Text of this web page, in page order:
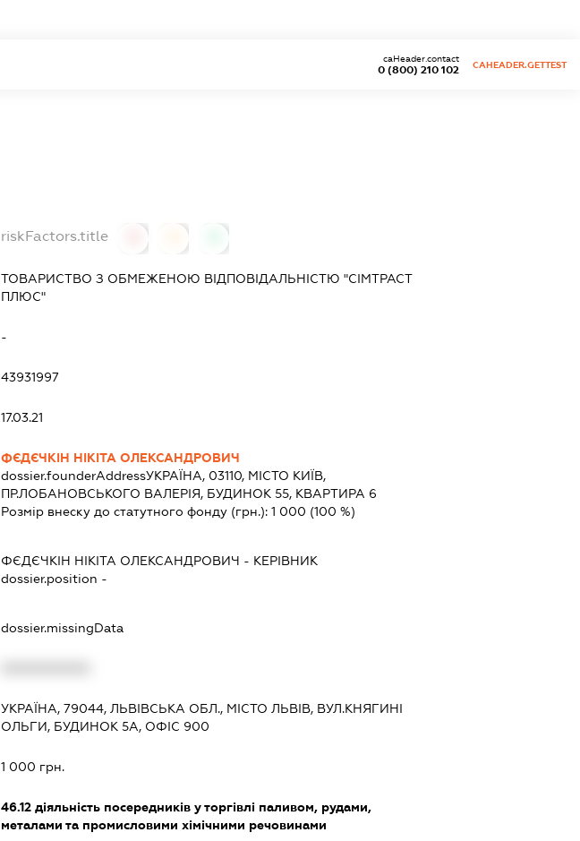
0 (800) 210 102
caHeader.contact
CAHEADER.GETTEST
riskFactors.title
ТОВАРИСТВО З ОБМЕЖЕНОЮ ВІДПОВІДАЛЬНІСТЮ "СІМТРАСТ
ПЛЮС"
-
43931997
17.03.21
ФЄДЄЧКІН НІКІТА ОЛЕКСАНДРОВИЧ
dossier.founderAddressУКРАЇНА, 03110, МІСТО КИЇВ,
ПР.ЛОБАНОВСЬКОГО ВАЛЕРІЯ, БУДИНОК 55, КВАРТИРА 6
Розмір внеску до статутного фонду (грн.):1 000 (100 %)
ФЄДЄЧКІН НІКІТА ОЛЕКСАНДРОВИЧ - КЕРІВНИК
dossier.position -
dossier.missingData
УКРАЇНА, 79044, ЛЬВІВСЬКА ОБЛ., МІСТО ЛЬВІВ, ВУЛ.КНЯГИНІ
ОЛЬГИ, БУДИНОК 5А, ОФІС 900
1 000 грн.
46.12 діяльність посередників у торгівлі паливом, рудами,
металами та промисловими хімічними речовинами